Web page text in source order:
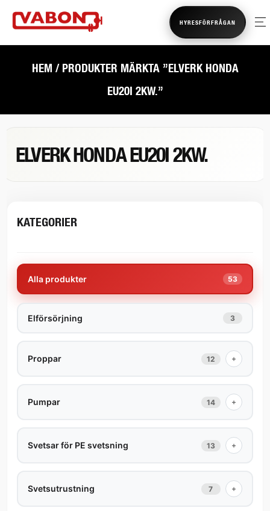
HYRESFÖRFRÅGAN
HEM / PRODUKTER MÄRKTA ”ELVERK HONDA
EU20I 2KW.”
ELVERK HONDA EU20I 2KW.
KATEGORIER
Alla produkter 53
Elförsörjning 3
Proppar 12 +
Pumpar 14 +
Svetsar för PE svetsning 13 +
Svetsutrustning 7 +